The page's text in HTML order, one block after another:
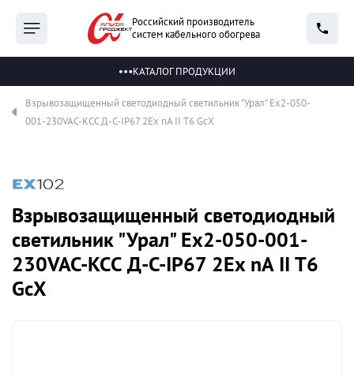
Российский производитель
систем кабельного обогрева
КАТАЛОГ ПРОДУКЦИИ
Взрывозащищенный светодиодный светильник "Урал" Ex2-050-
001-230VAC-КСС Д-С-IP67 2Ex nA II T6 GcX
Взрывозащищенный светодиодный
светильник "Урал" Ex2-050-001-
230VAC-КСС Д-С-IP67 2Ex nA II T6
GcX